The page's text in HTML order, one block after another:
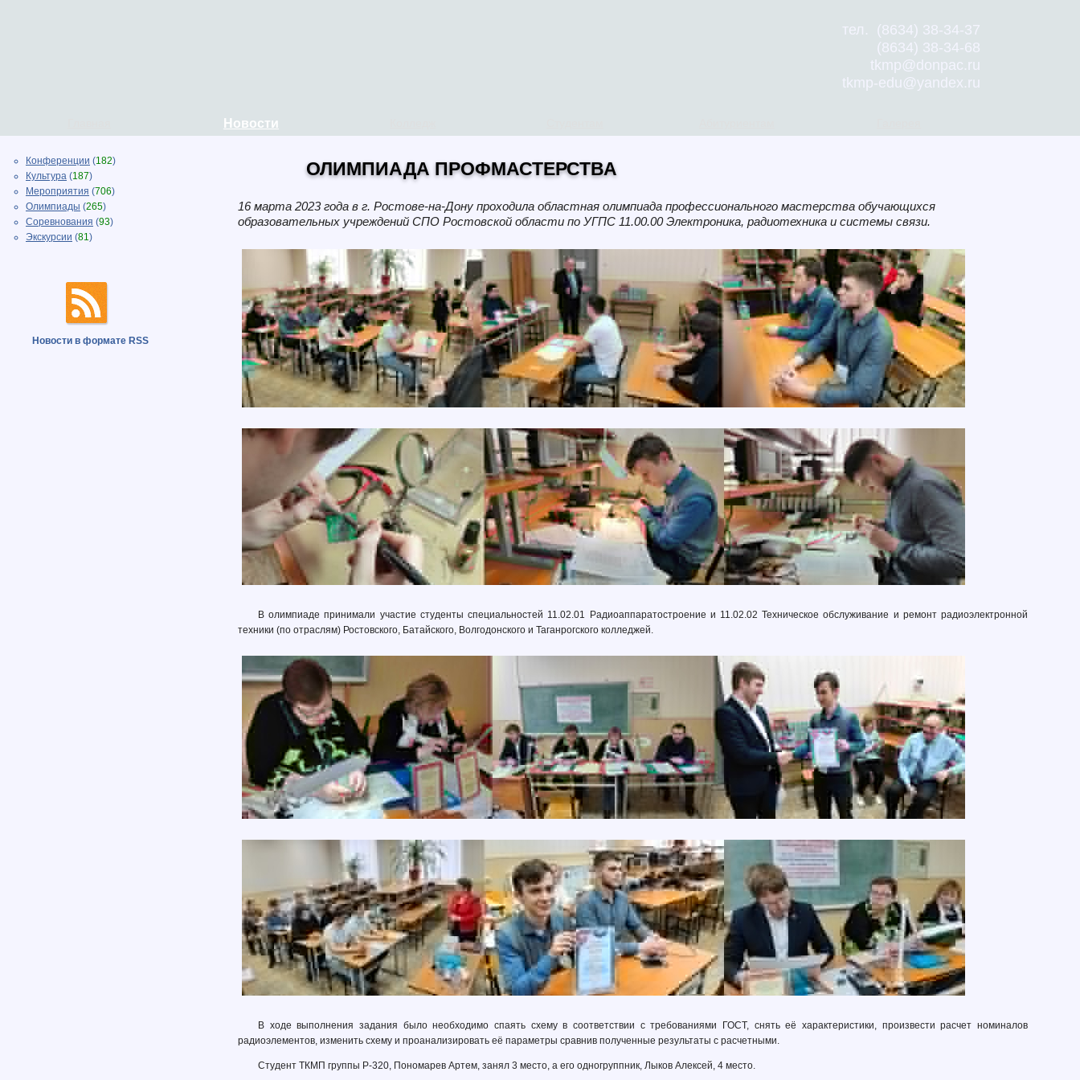
тел. (8634) 38-34-37
(8634) 38-34-68
tkmp@donpac.ru
tkmp-edu@yandex.ru
Новости
Конференции (182)
Культура (187)
Мероприятия (706)
Олимпиады (265)
Соревнования (93)
Экскурсии (81)
Новости в формате RSS
ОЛИМПИАДА ПРОФМАСТЕРСТВА
16 марта 2023 года в г. Ростове-на-Дону проходила областная олимпиада профессионального мастерства обучающихся
образовательных учреждений СПО Ростовской области по УГПС 11.00.00 Электроника, радиотехника и системы связи.
В олимпиаде принимали участие студенты специальностей 11.02.01 Радиоаппаратостроение и 11.02.02 Техническое обслуживание и ремонт радиоэлектронной
техники (по отраслям) Ростовского, Батайского, Волгодонского и Таганрогского колледжей.
В ходе выполнения задания было необходимо спаять схему в соответствии с требованиями ГОСТ, снять её характеристики, произвести расчет номиналов
радиоэлементов, изменить схему и проанализировать её параметры сравнив полученные результаты с расчетными.
Студент ТКМП группы Р-320, Пономарев Артем, занял 3 место, а его одногруппник, Лыков Алексей, 4 место.